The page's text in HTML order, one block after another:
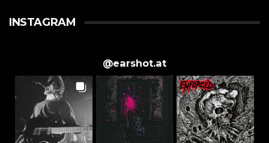
INSTAGRAM
@earshot.at